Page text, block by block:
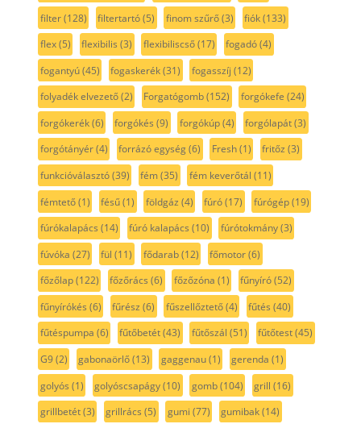
filter(128) filtertartó(5) finom szűrő(3) fiók(133)
flex(5) flexibilis (3) flexibiliscső(17) fogadó(4)
fogantyú(45) fogaskerék(31) fogasszíj (12)
folyadék elvezető(2) Forgatógomb(152) forgókefe (24)
forgókerék(6) forgókés (9) forgókúp(4) forgólapát(3)
forgótányér(4) forrázó egység(6) Fresh(1) fritőz (3)
funkcióválasztó(39) fém(35) fém keverőtál (11)
fémtető(1) fésű(1) földgáz (4) fúró(17) fúrógép(19)
fúrókalapács (14) fúró kalapács (10) fúrótokmány(3)
fúvóka (27) fül (11) fődarab(12) főmotor(6)
főzőlap(122) főzőrács (6) főzőzóna (1) fűnyíró(52)
fűnyírókés (6) fűrész (6) fűszellőztető(4) fűtés (40)
fűtéspumpa (6) fűtőbetét(43) fűtőszál (51) fűtőtest(45)
G9(2) gabonaörlő(13) gaggenau(1) gerenda (1)
golyós (1) golyóscsapágy(10) gomb(104) grill (16)
grillbetét(3) grillrács (5) gumi (77) gumibak(14)